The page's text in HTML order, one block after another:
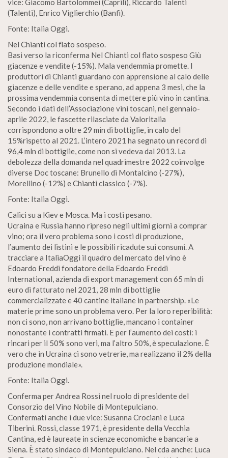
vice: Giacomo Bartolommei (Caprili), Riccardo Talenti
(Talenti), Enrico Viglierchio (Banfi).
Fonte: Italia Oggi.
Nel Chianti col flato sospeso.
Basi verso la riconferma Nel Chianti col flato sospeso Giù
giacenze e vendite (-15%). Mala vendemmia promette. I
produttori di Chianti guardano con apprensione al calo delle
giacenze e delle vendite e sperano, ad appena 3 mesi, che la
prossima vendemmia consenta di mettere più vino in cantina.
Secondo i dati dell’Associazione vini toscani, nel gennaio-
aprile 2022, le fascette rilasciate da Valoritalia
corrispondono a oltre 29 min di bottiglie, in calo del
15%rispetto al 2021. L’intero 2021 ha segnato un record di
96,4 mln di bottiglie, come non si vedeva dal 2013. La
debolezza della domanda nel quadrimestre 2022 coinvolge
diverse Doc toscane: Brunello di Montalcino (-27%),
Morellino (-12%) e Chianti classico (-7%).
Fonte: Italia Oggi.
Calici su a Kiev e Mosca. Ma i costi pesano.
Ucraina e Russia hanno ripreso negli ultimi giorni a comprar
vino; ora il vero problema sono i costi di produzione,
l’aumento dei listini e le possibili ricadute sui consumi. A
tracciare a ItaliaOggi il quadro del mercato del vino è
Edoardo Freddi fondatore della Edoardo Freddi
International, azienda di export management con 65 mln di
euro di fatturato nel 2021, 28 mln di bottiglie
commercializzate e 40 cantine italiane in partnership. «Le
materie prime sono un problema vero. Per la loro reperibilità:
non ci sono, non arrivano bottiglie, mancano i container
nonostante i contratti firmati. E per l’aumento dei costi: i
rincari per il 50% sono veri, ma l’altro 50%, è speculazione. È
vero che in Ucraina ci sono vetrerie, ma realizzano il 2% della
produzione mondiale».
Fonte: Italia Oggi.
Conferma per Andrea Rossi nel ruolo di presidente del
Consorzio del Vino Nobile di Montepulciano.
Confermati anche i due vice: Susanna Crociani e Luca
Tiberini. Rossi, classe 1971, è presidente della Vecchia
Cantina, ed è laureate in scienze economiche e bancarie a
Siena. È stato sindaco di Montepulciano. Nel cda anche: Luca